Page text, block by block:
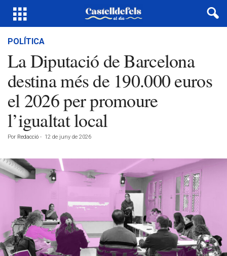
POLÍTICA
La Diputació de Barcelona
destina més de 190.000 euros
el 2026 per promoure
l’igualtat local
Por Redacció - 12 de juny de 2026